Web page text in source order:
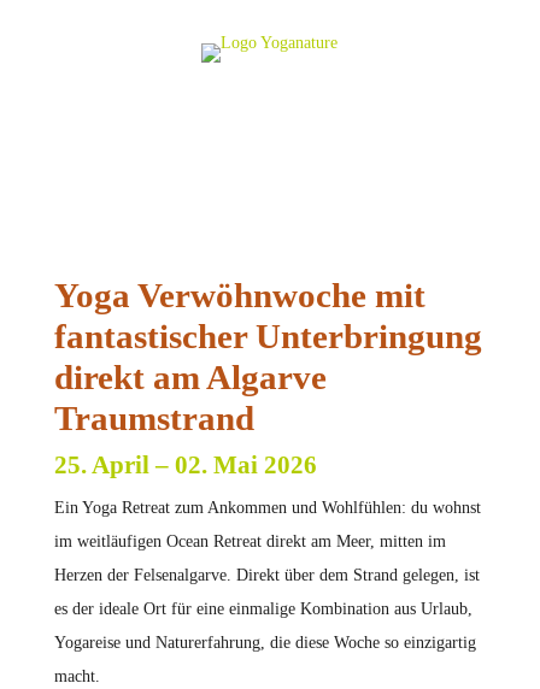
Yoga Verwöhnwoche mit
fantastischer Unterbringung
direkt am Algarve
Traumstrand
25. April – 02. Mai 2026
Ein Yoga Retreat zum Ankommen und Wohlfühlen: du wohnst
im weitläufigen Ocean Retreat direkt am Meer, mitten im
Herzen der Felsenalgarve. Direkt über dem Strand gelegen, ist
es der ideale Ort für eine einmalige Kombination aus Urlaub,
Yogareise und Naturerfahrung, die diese Woche so einzigartig
macht.